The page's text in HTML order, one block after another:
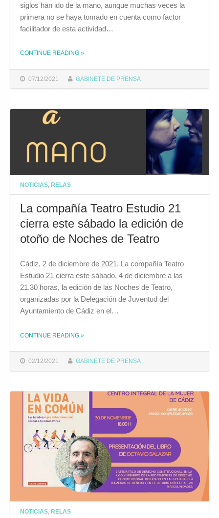
07/12/2021 GABINETE DE PRENSA
siglos han ido de la mano, aunque muchas veces la
primera no se haya tomado en cuenta como factor
facilitador de esta actividad…
CONTINUE READING THE "CUATRO EXPERTOS DISECCIONARÁN LAS RELACIONES ENTRE LA LENGUA Y COMERCIO EN LA CASA DE IBEROAMÉRICA"
»
NOTICIAS RELAS
La compañía Teatro Estudio 21
cierra este sábado la edición de
otoño de Noches de Teatro
02/12/2021 GABINETE DE PRENSA
Cádiz, 2 de diciembre de 2021. La compañía Teatro
Estudio 21 cierra este sábado, 4 de diciembre a las
21.30 horas, la edición de las Noches de Teatro,
organizadas por la Delegación de Juventud del
Ayuntamiento de Cádiz en el…
CONTINUE READING THE "LA COMPAÑÍA TEATRO ESTUDIO 21 CIERRA ESTE SÁBADO LA EDICIÓN DE OTOÑO DE NOCHES DE TEATRO"
»
NOTICIAS, RELAS